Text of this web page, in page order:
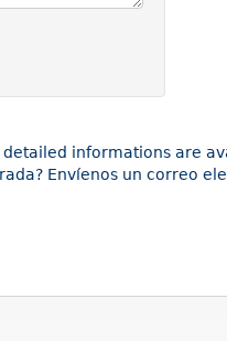
informations are
Envíenos un correo